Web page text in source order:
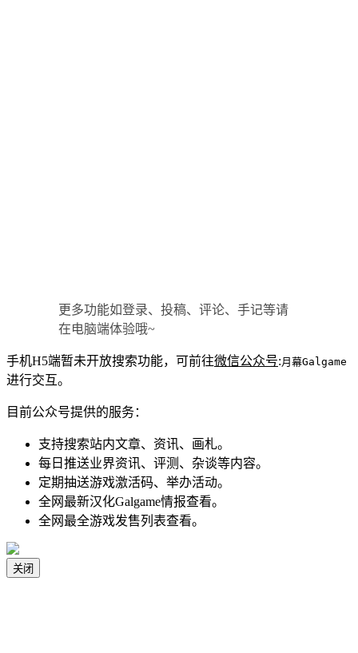
更多功能如登录、投稿、评论、手记等请
在电脑端体验哦~
手机H5端暂未开放搜索功能，可前往微信公众号: 月幕Galgame
进行交互。
目前公众号提供的服务：
支持搜索站内文章、资讯、画札。
每日推送业界资讯、评测、杂谈等内容。
定期抽送游戏激活码、举办活动。
全网最新汉化Galgame情报查看。
全网最全游戏发售列表查看。
关闭